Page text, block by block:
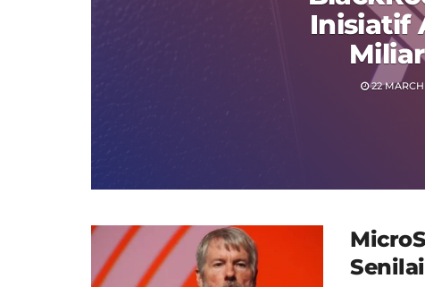
Inisiatif
22 MARCH